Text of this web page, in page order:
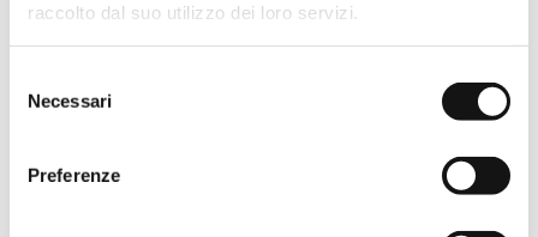
raccolto dal suo utilizzo dei loro servizi.
delNecessari
Preferenze
56,00€ (IVA escl.)
68,32€(IVA incl.)